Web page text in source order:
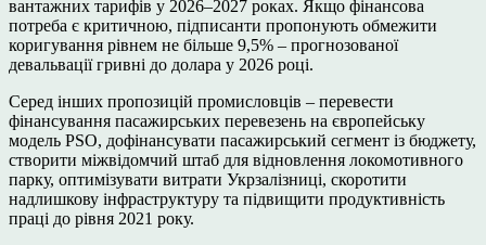
вантажних тарифів у 2026–2027 роках. Якщо фінансова
потреба є критичною, підписанти пропонують обмежити
коригування рівнем не більше 9,5% – прогнозованої
девальвації гривні до долара у 2026 році.
Серед інших пропозицій промисловців – перевести
фінансування пасажирських перевезень на європейську
модель PSO, дофінансувати пасажирський сегмент із бюджету,
створити міжвідомчий штаб для відновлення локомотивного
парку, оптимізувати витрати Укрзалізниці, скоротити
надлишкову інфраструктуру та підвищити продуктивність
праці до рівня 2021 року.